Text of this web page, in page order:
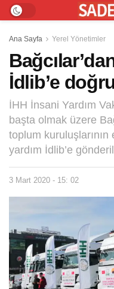
Ana Sayfa Yerel Yönetimler
İdlib’e
İHH İnsani Yardım
başta olmak üzere
toplum
yardım İdlib’e
3 Mart 2020 - 15: 02